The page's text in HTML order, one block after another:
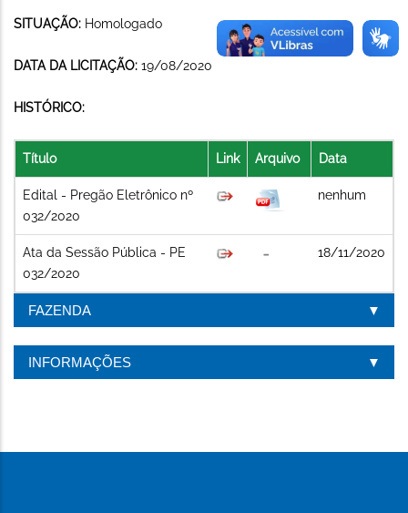
SITUAÇÃO: Homologado
DATA DA LICITAÇÃO: 19/08/2020
HISTÓRICO:
Título Link Arquivo Data
Edital - Pregão Eletrônico nº
032/2020
nenhum
Ata da Sessão Pública - PE
032/2020
18/11/2020
FAZENDA
INFORMAÇÕES